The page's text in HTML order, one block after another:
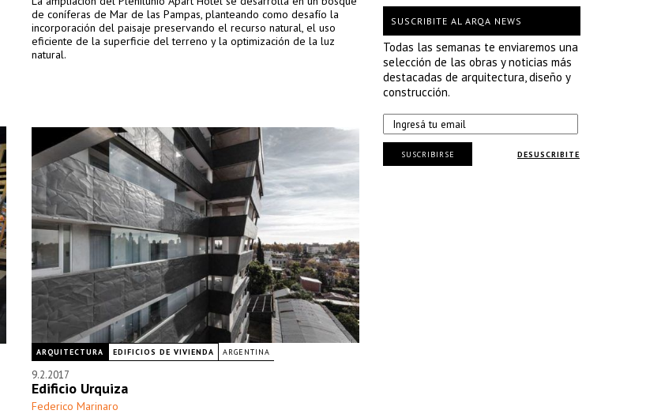
de coníferas de Mar de las Pampas, planteando como desafío la
incorporación del paisaje preservando el recurso natural, el uso
eficiente de la superficie del terreno y la optimización de la luz
natural.
ARQUITECTURA EDIFICIOS DE VIVIENDA ARGENTINA
9.2.2017
Edificio Urquiza
Federico Marinaro
SUSCRIBITE AL ARQA NEWS
Todas las semanas te enviaremos una
selección de las obras y noticias más
destacadas de arquitectura, diseño y
construcción.
DESUSCRIBITE
SUSCRIBIRSE